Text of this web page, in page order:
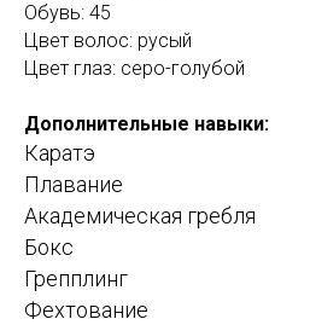
Обувь: 45
Цвет волос: русый
Цвет глаз: серо-голубой
Дополнительные навыки:
Каратэ
Плавание
Академическая гребля
Бокс
Грепплинг
Фехтование